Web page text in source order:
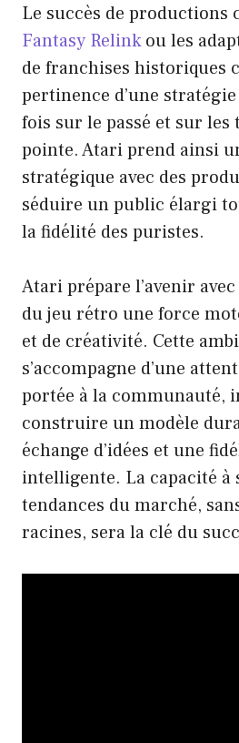
Le succès de productions
Fantasy Relinkou les
de franchises historiques
pertinence d’une stratégie
fois sur le passé et sur les
pointe. Atari prend ainsi
stratégique avec des
séduire un public élargi
la fidélité des puristes.
Atari prépare l’avenir
du jeu rétro une force
et de créativité. Cette
s’accompagne d’une
portée à la communauté,
construire un modèle
échange d’idées et une
intelligente. La capacité à
tendances du marché,
racines, sera la clé du